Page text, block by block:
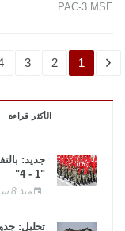
PAC-3 MSE
1
2
3
الأكثر قراءة
جديد:
"1 - 4"
منذ 8 سنوات
تحليل: